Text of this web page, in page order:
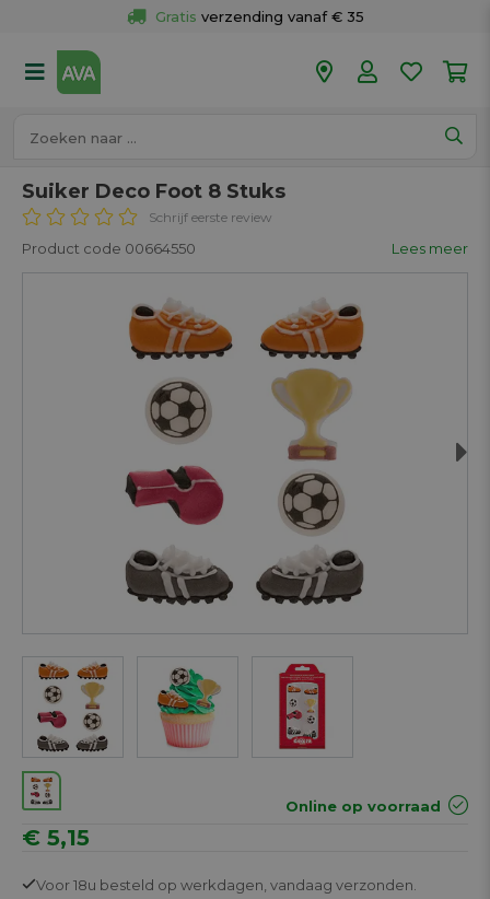
Gratis verzending vanaf € 35
50 winkels
Suiker Deco Foot 8 Stuks
Schrijf eerste review
Product code 00664550 Lees meer
Online op voorraad
€ 5,15
Voor 18u besteld op werkdagen, vandaag verzonden.